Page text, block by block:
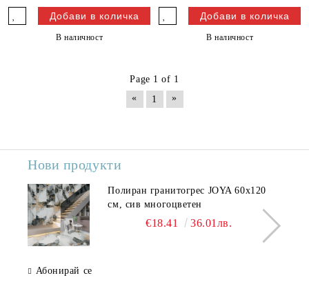
В наличност В наличност
Page 1 of 1
«
1 »
Нови продукти
Полиран гранитогрес JOYA 60x120
см, сив многоцветен
€18.41 36.01лв.
Абонирай се